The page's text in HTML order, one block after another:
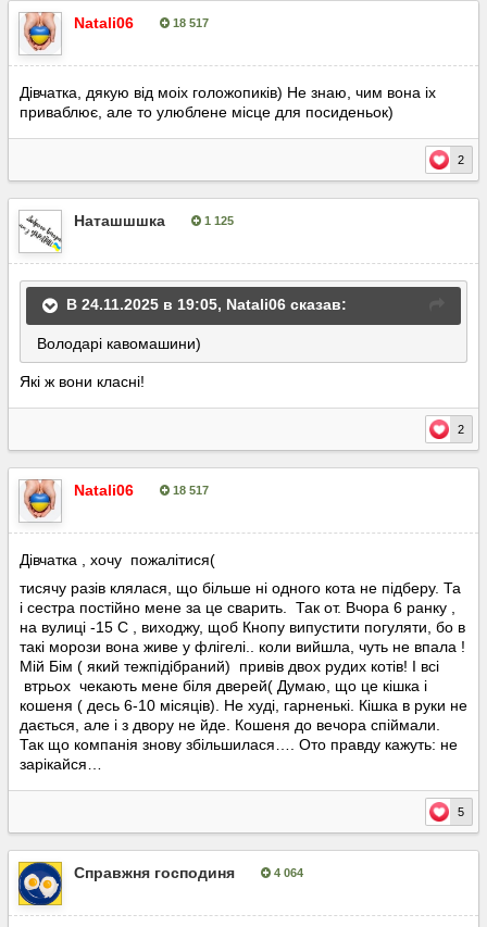
Natali06 18 517
Дівчатка, дякую від моіх голожопиків) Не знаю, чим вона іх
приваблює, але то улюблене місце для посиденьок)
2
Наташшшка 1 125
В 24.11.2025 в 19:05, Natali06 сказав:
Володарі кавомашини)
Які ж вони класні!
2
Natali06 18 517
Дівчатка , хочу пожалітися(
тисячу разів клялася, що більше ні одного кота не підберу. Та
і сестра постійно мене за це сварить. Так от. Вчора 6 ранку ,
на вулиці -15 С , виходжу, щоб Кнопу випустити погуляти, бо в
такі морози вона живе у флігелі.. коли вийшла, чуть не впала !
Мій Бім ( який тежпідібраний) привів двох рудих котів! І всі
втрьох чекають мене біля дверей( Думаю, що це кішка і
кошеня ( десь 6-10 місяців). Не худі, гарненькі. Кішка в руки не
дається, але і з двору не йде. Кошеня до вечора спіймали.
Так що компанія знову збільшилася…. Ото правду кажуть: не
зарікайся…
5
Справжня господиня 4 064